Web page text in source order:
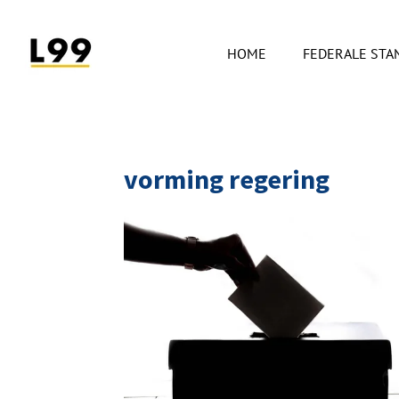
direct
naar
HOME FEDERALE
vorming regering